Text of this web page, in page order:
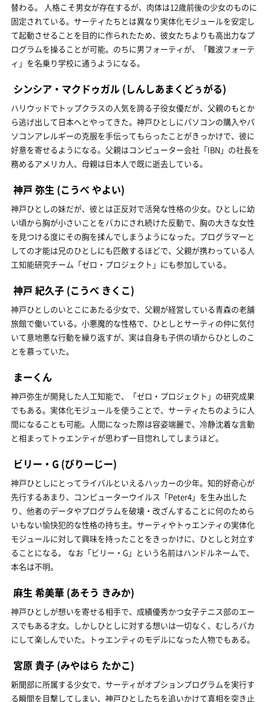
替わる。 人格こそ男女が存在するが、肉体は12歳前後の少女のものに
固定されている。サーティたちとは異なり実体化モジュールを安定し
て起動させることを目的に作られたため、彼女たちよりも高出力なプ
ログラムを操ることが可能。のちに男フォーティが、「難波フォーテ
ィ」を名乗り学校に通うようになる。
シンシア・マクドゥガル (しんしあまくどぅがる)
ハリウッドでトップクラスの人気を誇る子役女優だが、父親のもとか
ら逃げ出して日本へとやってきた。神戸ひとしにパソコンの購入やパ
ソコンアレルギーの克服を手伝ってもらったことがきっかけで、彼に
好意を寄せるようになる。父親はコンピューター会社「IBN」の社長を
務めるアメリカ人、母親は日本人で既に逝去している。
神戸 弥生 (こうべ やよい)
神戸ひとしの妹だが、彼とは正反対で活発な性格の少女。ひとしに幼
い頃から胸が小さいことをバカにされ続けた反動で、胸の大きな女性
を見つける度にその胸を揉んでしまうようになった。プログラマーと
しての才能は兄のひとしにも匹敵するほどで、父親が携わっている人
工知能研究チーム「ゼロ・プロジェクト」にも参加している。
神戸 紀久子 (こうべ きくこ)
神戸ひとしのいとこにあたる少女で、父親が経営している青森の老舗
旅館で働いている。小悪魔的な性格で、ひとしとサーティの仲に気付
いて意地悪な行動を繰り返すが、実は自身も子供の頃からひとしのこ
とを慕っていた。
まーくん
神戸弥生が開発した人工知能で、「ゼロ・プロジェクト」の研究成果
でもある。実体化モジュールを使うことで、サーティたちのように人
間になることも可能。人間になった際は容姿端麗で、冷静沈着な言動
と相まってトゥエンティが思わず一目惚れしてしまうほど。
ビリー・G (びりーじー)
神戸ひとしにとってライバルといえるハッカーの少年。知的好奇心が
先行するあまり、コンピューターウイルス「Peter4」を生み出した
り、他者のデータやプログラムを破壊・改ざんすることに何のためら
いもない愉快犯的な性格の持ち主。サーティやトゥエンティの実体化
モジュールに対して興味を持ったことをきっかけに、ひとしと対立す
ることになる。 なお「ビリー・G」という名前はハンドルネームで、
本名は不明。
麻生 希美華 (あそう きみか)
神戸ひとしが想いを寄せる相手で、成績優秀かつ女子テニス部のエー
スでもある才女。しかしひとしに対する想いは一切なく、むしろバカ
にして楽しんでいた。トゥエンティのモデルになった人物でもある。
宮原 貴子 (みやはら たかこ)
新聞部に所属する少女で、サーティがオプションプログラムを実行す
る瞬間を目撃してしまい、神戸ひとしたちを追いかけて真相を突き止